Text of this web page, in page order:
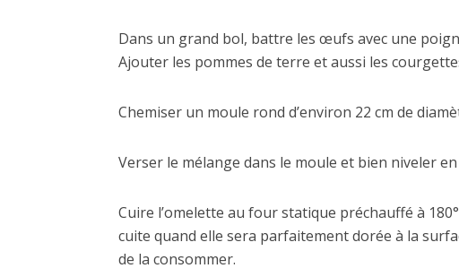
Dans un grand bol, battre les œufs avec une
Ajouter les pommes de terre et aussi les
Chemiser un moule rond d’environ 22 cm de
Verser le mélange dans le moule et bien niveler
Cuire l’omelette au four statique préchauffé à
cuite quand elle sera parfaitement dorée à la
de la consommer.